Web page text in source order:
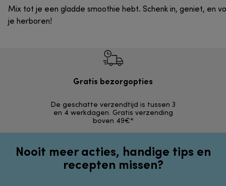
Mix tot je een gladde smoothie hebt. Schenk in, geniet, en
je herboren!
Gratis bezorgopties
De geschatte verzendtijd is tussen 3
en 4 werkdagen. Gratis verzending
boven 49€*
Nooit meer acties, handige tips en
recepten missen?